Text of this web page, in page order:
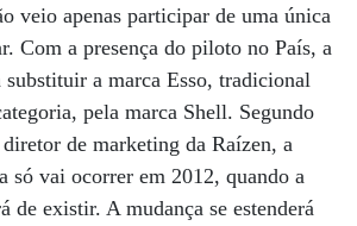
veio apenas participar de uma única
Com a presença do piloto no País, a
substituir a marca Esso, tradicional
pela marca Shell. Segundo
de marketing da Raízen, a
só vai ocorrer em 2012, quando a
de existir. A mudança se estenderá